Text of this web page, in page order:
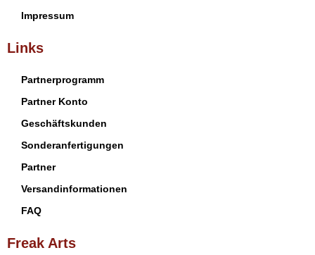
Impressum
Links
Partnerprogramm
Partner Konto
Geschäftskunden
Sonderanfertigungen
Partner
Versandinformationen
FAQ
Freak Arts